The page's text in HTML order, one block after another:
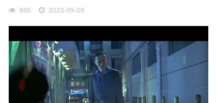
886 2023-09-09